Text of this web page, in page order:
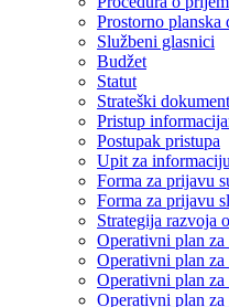
Prostorno planska
Službeni glasnici
Budžet
Statut
Strateški
Pristup
Postupak pristupa
Upit za informaciju
Forma za prijavu
Forma za prijavu
Strategija razvoja
Operativni plan
Operativni plan
Operativni plan
Operativni plan